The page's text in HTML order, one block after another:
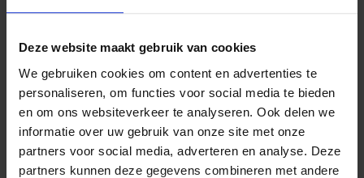
Deze website maakt gebruik van cookies
We gebruiken cookies om content en advertenties te
personaliseren, om functies voor social media te bieden
en om ons websiteverkeer te analyseren. Ook delen we
informatie over uw gebruik van onze site met onze
partners voor social media, adverteren en analyse. Deze
partners kunnen deze gegevens combineren met andere
het elk kind om zich te ontwikkelen en te genieten van de
samenwerking alle kinderen in Nederland een gelijke kans
te bieden en het fonds te ondersteunen in het geweldige
doel dat zij hebben.”